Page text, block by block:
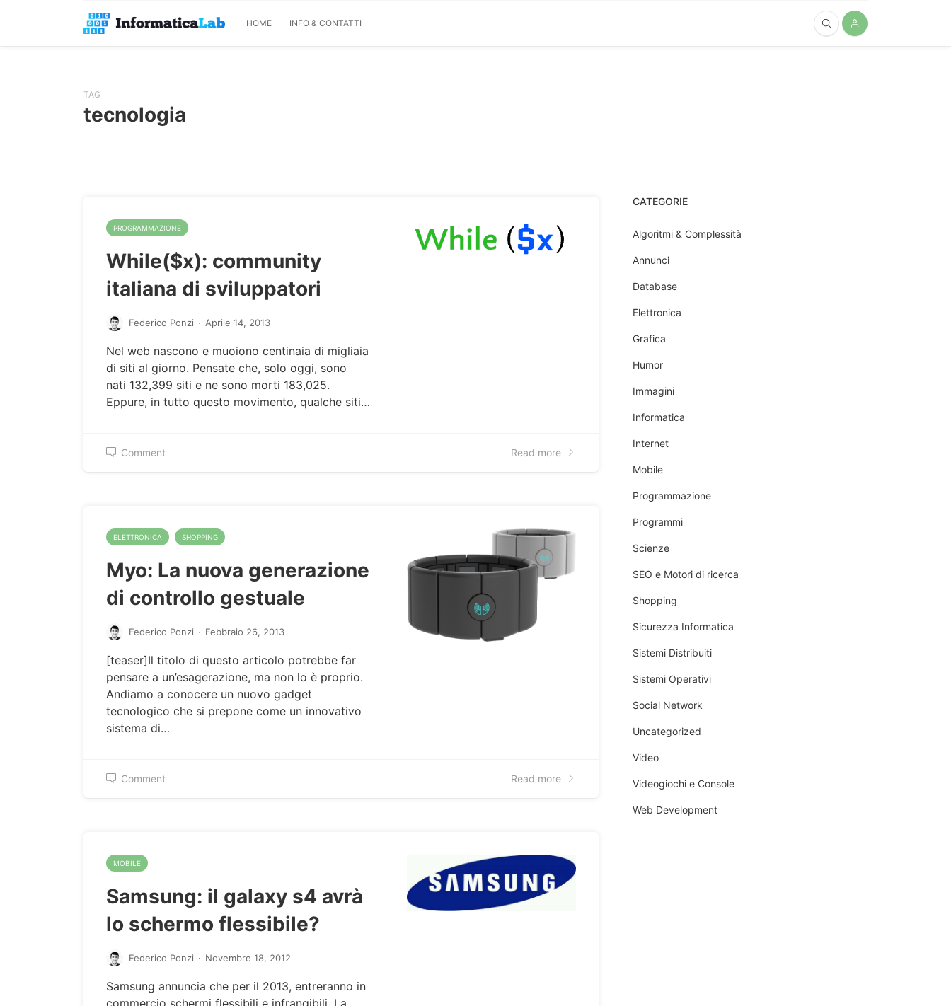
HOME INFO & CONTATTI
TAG
tecnologia
PROGRAMMAZIONE
While($x): community
italiana di sviluppatori
Federico Ponzi · Aprile 14, 2013
Nel web nascono e muoiono centinaia di migliaia
di siti al giorno. Pensate che, solo oggi, sono
nati 132,399 siti e ne sono morti 183,025.
Eppure, in tutto questo movimento, qualche siti…
Comment Read more
ELETTRONICA SHOPPING
Myo: La nuova generazione
di controllo gestuale
Federico Ponzi · Febbraio 26, 2013
[teaser]Il titolo di questo articolo potrebbe far
pensare a un’esagerazione, ma non lo è proprio.
Andiamo a conocere un nuovo gadget
tecnologico che si prepone come un innovativo
sistema di…
Comment Read more
MOBILE
Samsung: il galaxy s4 avrà
lo schermo flessibile?
Federico Ponzi · Novembre 18, 2012
Samsung annuncia che per il 2013, entreranno in
commercio schermi flessibili e infrangibili. La
CATEGORIE
Algoritmi & Complessità
Annunci
Database
Elettronica
Grafica
Humor
Immagini
Informatica
Internet
Mobile
Programmazione
Programmi
Scienze
SEO e Motori di ricerca
Shopping
Sicurezza Informatica
Sistemi Distribuiti
Sistemi Operativi
Social Network
Uncategorized
Video
Videogiochi e Console
Web Development